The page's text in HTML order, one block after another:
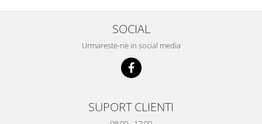
SOCIAL
Urmareste-ne in social media
SUPORT CLIENTI